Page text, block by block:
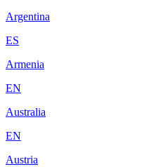
Argentina
ES
Armenia
EN
Australia
EN
Austria